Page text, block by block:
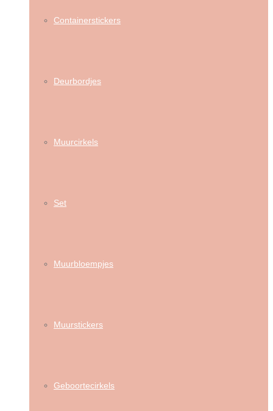
Containerstickers
Deurbordjes
Muurcirkels
Set
Muurbloempjes
Muurstickers
Geboortecirkels